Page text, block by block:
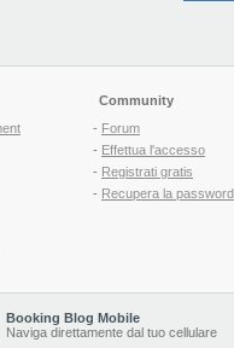
Community
- Forum
- Effettua l'accesso
- Registrati gratis
- Recupera la password
Booking Blog Mobile
Naviga direttamente dal tuo cellulare